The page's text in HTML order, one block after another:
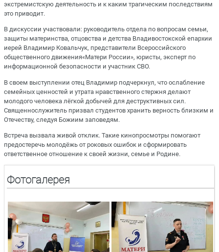
экстремистскую деятельность и к каким трагическим последствиям
это приводит.
В дискуссии участвовали: руководитель отдела по вопросам семьи,
защиты материнства, отцовства и детства Владивостокской епархии
иерей Владимир Ковальчук, представители Всероссийского
общественного движения«Матери России», юристы, эксперт по
информационной безопасности и участник СВО.
В своем выступлении отец Владимир подчеркнул, что ослабление
семейных ценностей и утрата нравственного стержня делают
молодого человека лёгкой добычей для деструктивных сил.
Священнослужитель призвал студентов хранить верность близким и
Отечеству, следуя Божиим заповедям.
Встреча вызвала живой отклик. Такие кинопросмотры помогают
предостеречь молодёжь от роковых ошибок и сформировать
ответственное отношение к своей жизни, семье и Родине.
Фотогалерея